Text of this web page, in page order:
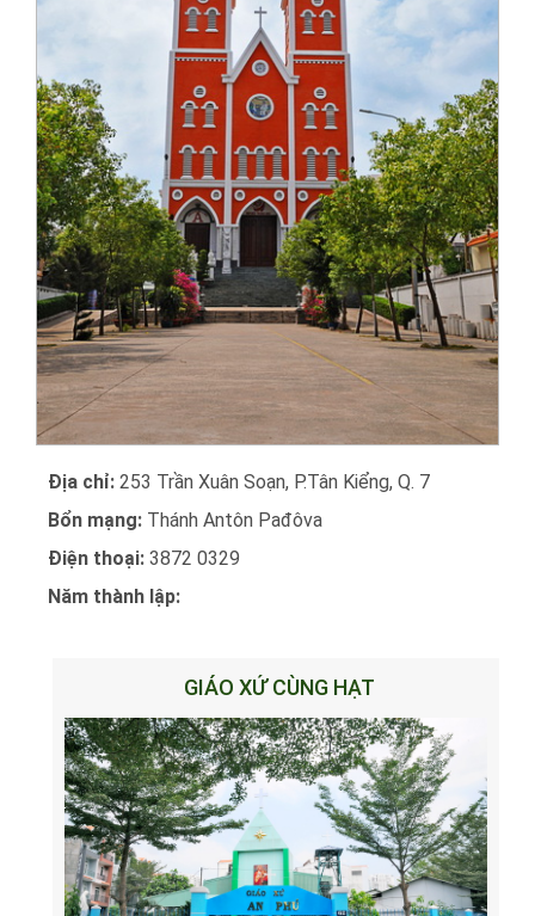
Địa chỉ: 253 Trần Xuân Soạn, P.Tân Kiểng, Q. 7
Bổn mạng: Thánh Antôn Pađôva
Điện thoại: 3872 0329
Năm thành lập:
GIÁO XỨ CÙNG HẠT